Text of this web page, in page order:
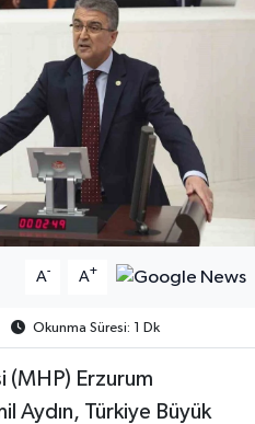
A- A+
Okunma Süresi: 1 Dk
(MHP) Erzurum
Aydın, Türkiye Büyük